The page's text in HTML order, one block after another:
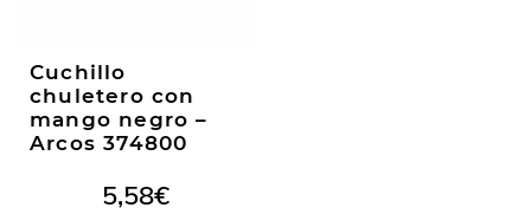
Cuchillo
chuletero con
mango negro –
Arcos 374800
5,58€